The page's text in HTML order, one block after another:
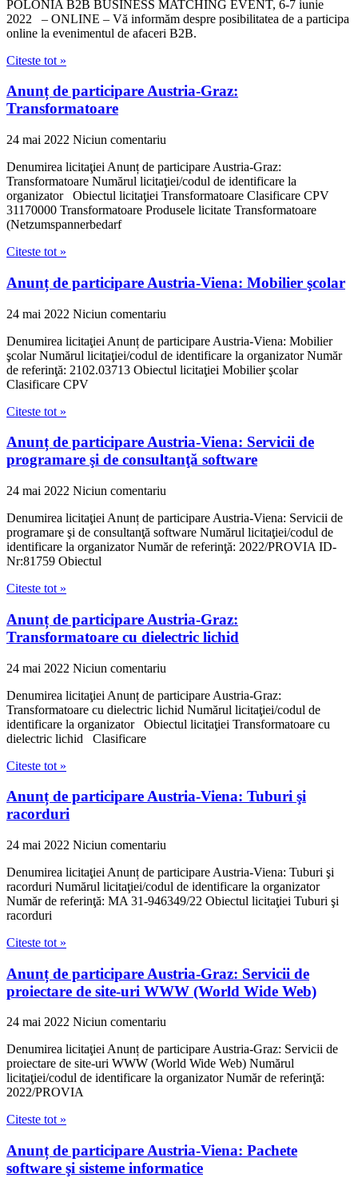
POLONIA B2B BUSINESS MATCHING EVENT, 6-7 iunie
2022 – ONLINE – Vă informăm despre posibilitatea de a participa
online la evenimentul de afaceri B2B.
Citeste tot »
Anunț de participare Austria-Graz:
Transformatoare
24 mai 2022 Niciun comentariu
Denumirea licitaţiei Anunț de participare Austria-Graz:
Transformatoare Numărul licitaţiei/codul de identificare la
organizator Obiectul licitaţiei Transformatoare Clasificare CPV
31170000 Transformatoare Produsele licitate Transformatoare
(Netzumspannerbedarf
Citeste tot »
Anunț de participare Austria-Viena: Mobilier şcolar
24 mai 2022 Niciun comentariu
Denumirea licitaţiei Anunț de participare Austria-Viena: Mobilier
şcolar Numărul licitaţiei/codul de identificare la organizator Număr
de referinţă: 2102.03713 Obiectul licitaţiei Mobilier şcolar
Clasificare CPV
Citeste tot »
Anunț de participare Austria-Viena: Servicii de
programare şi de consultanţă software
24 mai 2022 Niciun comentariu
Denumirea licitaţiei Anunț de participare Austria-Viena: Servicii de
programare şi de consultanţă software Numărul licitaţiei/codul de
identificare la organizator Număr de referinţă: 2022/PROVIA ID-
Nr:81759 Obiectul
Citeste tot »
Anunț de participare Austria-Graz:
Transformatoare cu dielectric lichid
24 mai 2022 Niciun comentariu
Denumirea licitaţiei Anunț de participare Austria-Graz:
Transformatoare cu dielectric lichid Numărul licitaţiei/codul de
identificare la organizator Obiectul licitaţiei Transformatoare cu
dielectric lichid Clasificare
Citeste tot »
Anunț de participare Austria-Viena: Tuburi şi
racorduri
24 mai 2022 Niciun comentariu
Denumirea licitaţiei Anunț de participare Austria-Viena: Tuburi şi
racorduri Numărul licitaţiei/codul de identificare la organizator
Număr de referinţă: MA 31-946349/22 Obiectul licitaţiei Tuburi şi
racorduri
Citeste tot »
Anunț de participare Austria-Graz: Servicii de
proiectare de site-uri WWW (World Wide Web)
24 mai 2022 Niciun comentariu
Denumirea licitaţiei Anunț de participare Austria-Graz: Servicii de
proiectare de site-uri WWW (World Wide Web) Numărul
licitaţiei/codul de identificare la organizator Număr de referinţă:
2022/PROVIA
Citeste tot »
Anunț de participare Austria-Viena: Pachete
software şi sisteme informatice